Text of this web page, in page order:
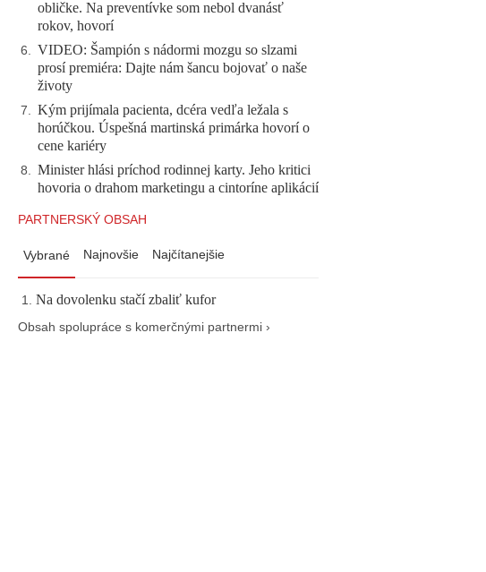
obličke. Na preventívke som nebol dvanásť
rokov, hovorí
6. VIDEO: Šampión s nádormi mozgu so slzami
prosí premiéra: Dajte nám šancu bojovať o naše
životy
7. Kým prijímala pacienta, dcéra vedľa ležala s
horúčkou. Úspešná martinská primárka hovorí o
cene kariéry
8. Minister hlási príchod rodinnej karty. Jeho kritici
hovoria o drahom marketingu a cintoríne aplikácií
PARTNERSKÝ OBSAH
Vybrané Najnovšie Najčítanejšie
Na dovolenku stačí zbaliť kufor
Obsah spolupráce s komerčnými partnermi ›